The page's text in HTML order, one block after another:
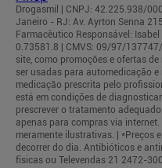
Drogasmil | CNPJ: 42.225.938/
Janeiro - RJ: Av. Ayrton Senna
Farmacêutico Responsável:
0.73581.8 | CMVS: 09/97/
site, como promoções e ofertas
ser usadas para automedicação
medicação prescrita pelo
está em condições de
prescrever o tratamento
apenas para compras via
meramente ilustrativas. | *Preços
decorrer do dia. Antibióticos e
físicas ou Televendas 21 2472-